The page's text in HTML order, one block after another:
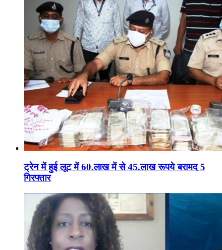
ट्रेन में हुई लूट में 60.लाख में से 45.लाख रूपये बरामद 5
गिरफ्तार